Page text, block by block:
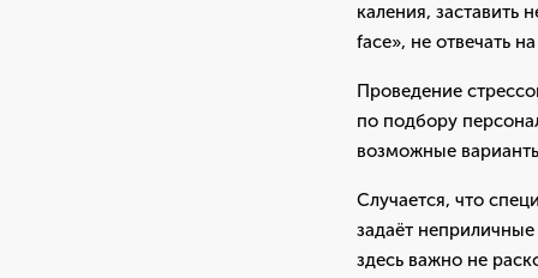
каления, заставить
face», не отвечать
Проведение
по подбору
возможные
Случается, что
задаёт
здесь важно не